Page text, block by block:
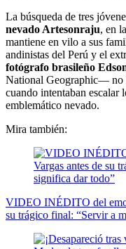
La búsqueda de tres
nevado Artesonraju, en
mantiene en vilo a sus
andinistas del Perú y el
fotógrafo brasileño
National Geographic— no
cuando intentaban escalar
emblemático nevado.
Mira también:
VIDEO INÉDITO del
su trágico final: “Servir a